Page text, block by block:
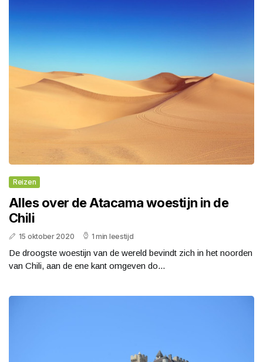
Reizen
Alles over de Atacama woestijn in de
Chili
15 oktober 2020 1 min leestijd
De droogste woestijn van de wereld bevindt zich in het noorden
van Chili, aan de ene kant omgeven do...